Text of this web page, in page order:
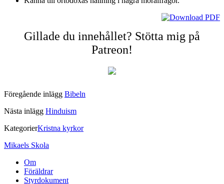
Gillade du innehållet? Stötta mig på
Patreon!
Föregående inlägg Bibeln
Nästa inlägg Hinduism
KategorierKristna kyrkor
Mikaels Skola
Om
Föräldrar
Styrdokument